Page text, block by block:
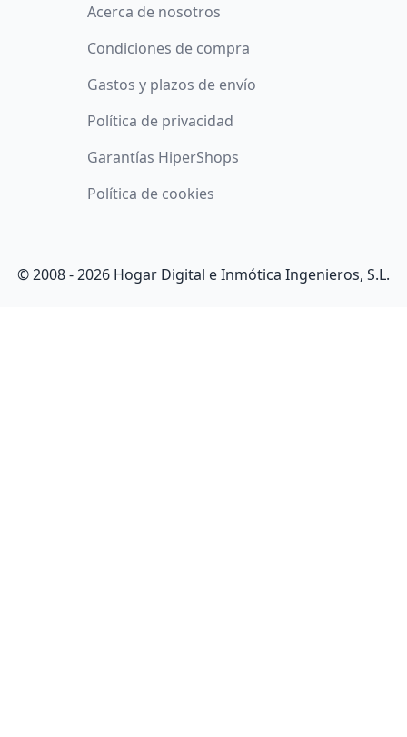
Acerca de nosotros
Condiciones de compra
Gastos y plazos de envío
Política de privacidad
Garantías HiperShops
Política de cookies
© 2008 -2026 Hogar Digital e Inmótica Ingenieros, S.L.